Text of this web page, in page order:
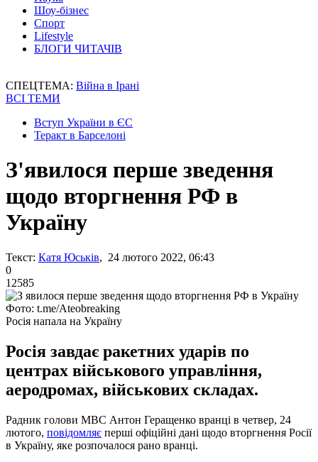
Шоу-бізнес
Спорт
Lifestyle
БЛОГИ ЧИТАЧІВ
СПЕЦТЕМА: Війна в Ірані
ВСІ ТЕМИ
Вступ України в ЄС
Теракт в Барселоні
З'явилося перше зведення
щодо вторгнення РФ в
Україну
Текст: Катя Юськів, 24 лютого 2022, 06:43
0
12585
Фото: t.me/Ateobreaking
Росія напала на Україну
Росія завдає ракетних ударів по
центрах військового управління,
аеродромах, військових складах.
Радник голови МВС Антон Геращенко вранці в четвер, 24
лютого, повідомляє перші офіційні дані щодо вторгнення Росії
в Україну, яке розпочалося рано вранці.